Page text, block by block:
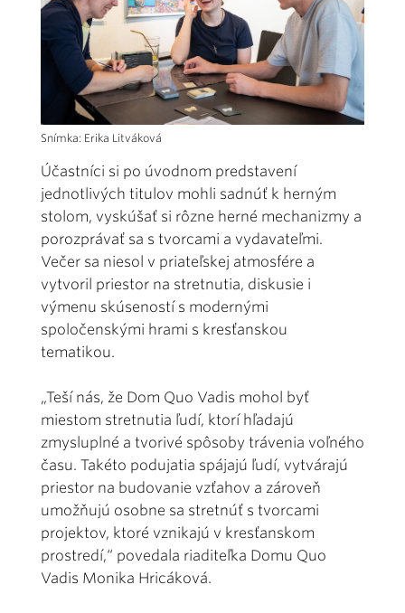
Snímka: Erika Litváková
Účastníci si po úvodnom predstavení
jednotlivých titulov mohli sadnúť k herným
stolom, vyskúšať si rôzne herné mechanizmy a
porozprávať sa s tvorcami a vydavateľmi.
Večer sa niesol v priateľskej atmosfére a
vytvoril priestor na stretnutia, diskusie i
výmenu skúseností s modernými
spoločenskými hrami s kresťanskou
tematikou.
„Teší nás, že Dom Quo Vadis mohol byť
miestom stretnutia ľudí, ktorí hľadajú
zmysluplné a tvorivé spôsoby trávenia voľného
času. Takéto podujatia spájajú ľudí, vytvárajú
priestor na budovanie vzťahov a zároveň
umožňujú osobne sa stretnúť s tvorcami
projektov, ktoré vznikajú v kresťanskom
prostredí,“ povedala riaditeľka Domu Quo
Vadis Monika Hricáková.